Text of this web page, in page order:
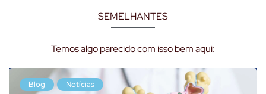
SEMELHANTES
Temos algo parecido com isso bem aqui:
Blog Notícias